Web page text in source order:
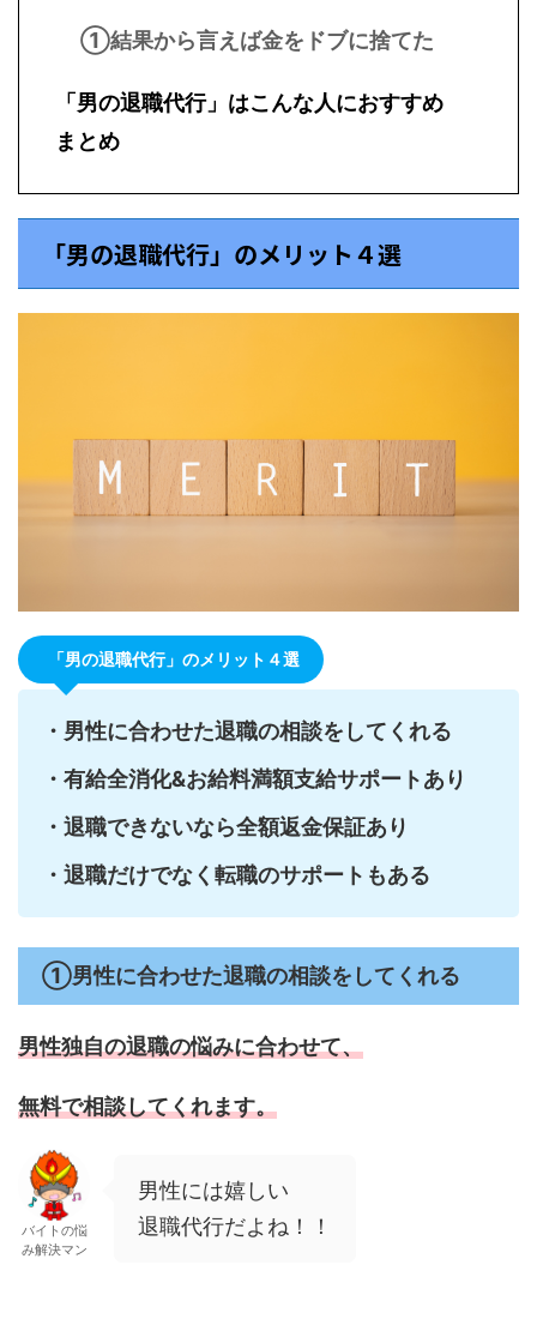
①結果から言えば金をドブに捨てた
「男の退職代行」はこんな人におすすめ
まとめ
「男の退職代行」のメリット４選
「男の退職代行」のメリット４選
・男性に合わせた退職の相談をしてくれる
・有給全消化&お給料満額支給サポートあり
・退職できないなら全額返金保証あり
・退職だけでなく転職のサポートもある
①男性に合わせた退職の相談をしてくれる
男性独自の退職の悩みに合わせて、
無料で相談してくれます。
バイトの悩
み解決マン
男性には嬉しい
退職代行だよね！！